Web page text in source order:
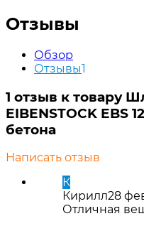
Отзывы
Обзор
Отзывы1
1 отзыв к товару
EIBENSTOCK EBS
бетона
Написать отзыв
К
Кирилл28
Отличная